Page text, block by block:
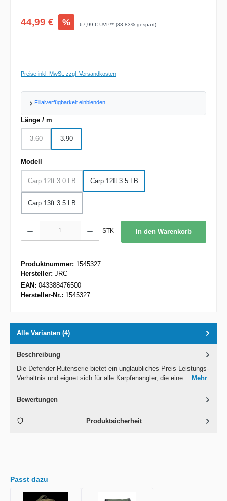
Verkaufspreis:
44,99 € % Regulärer Preis:
67,99 € UVP** (33.83% gespart)
Preise inkl. MwSt. zzgl. Versandkosten
Filialverfügbarkeit einblenden
Länge / m
3.60 3.90
Modell
Carp 12ft 3.0 LB
(Diese Option ist zurzeit nicht verfügbar.)
Carp 12ft 3.5 LB
Carp 13ft 3.5 LB
STK In den Warenkorb
Produktnummer: 1545327
Hersteller: JRC
EAN: 043388476500
Hersteller-Nr.: 1545327
Alle Varianten (4)
Beschreibung
Die Defender-Rutenserie bietet ein unglaubliches Preis-Leistungs-
Verhältnis und eignet sich für alle Karpfenangler, die eine… Mehr
Bewertungen
Produktsicherheit
Passt dazu